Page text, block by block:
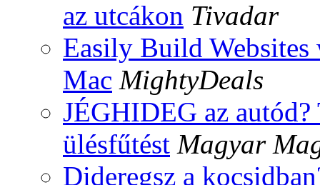
az utcákon Tivadar
Easily Build
Mac MightyDeals
JÉGHIDEG az
ülésfűtést Magyar
Dideregsz a